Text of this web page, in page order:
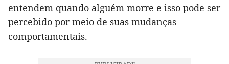
entendem quando alguém morre e isso pode ser
percebido por meio de suas mudanças
comportamentais.